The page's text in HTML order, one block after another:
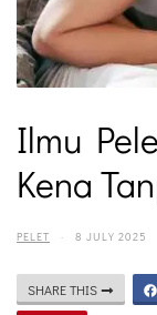
Ilmu
Kena
PELET · 8 JULY 2025
SHARE THIS